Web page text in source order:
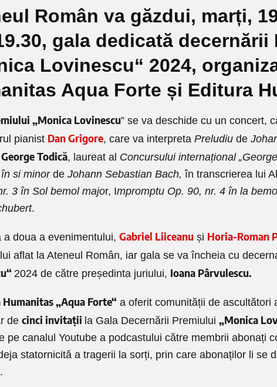
Român va găzdui, marți,
gala dedicată decernării
Lovinescu“ 2024,
Aqua Forte și Editura
„Monica Lovinescu” se va deschide cu un concert,
pianist Dan Grigore, care va interpreta Preludiu de
George Todică, laureat al Concursului internațional
si minorde Johann Sebastian Bach, în transcrierea lui
3 în Sol bemol major, Impromptu Op. 90, nr. 4 în la
.
a doua a evenimentului, Gabriel Liiceanu și Horia-Roman
aflat la Ateneul Român, iar gala se va încheia cu
2024 de către președinta juriului, Ioana Pârvulescu.
„Aqua Forte“ a oferit comunității de ascultători
de cinci invitații la Gala Decernării Premiului „Monica
pe canalul Youtube a podcastului către membrii abonați
statornicită a tragerii la sorți, prin care abonaților li se